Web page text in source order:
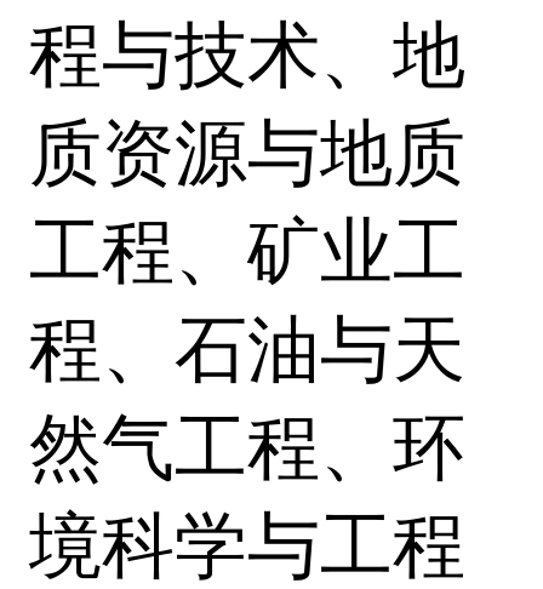
程与技术、地
质资源与地质
工程、矿业工
程、石油与天
然气工程、环
境科学与工程